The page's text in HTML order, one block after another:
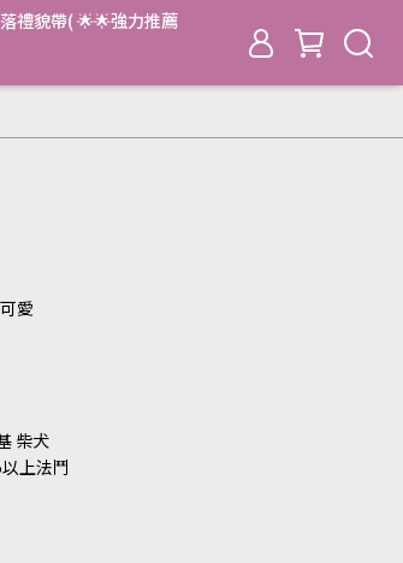
禮貌帶( 🌟🌟強力推薦
愛
柴犬
上法鬥